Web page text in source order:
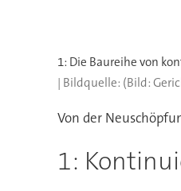
1: Die Baureihe von
(Bild:
Von der
1: